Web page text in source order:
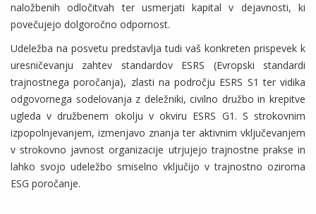
naložbenih odločitvah ter usmerjati kapital v dejavnosti, ki
povečujejo dolgoročno odpornost.
Udeležba na posvetu predstavlja tudi vaš konkreten prispevek k
uresničevanju zahtev standardov ESRS (Evropski standardi
trajnostnega poročanja), zlasti na področju ESRS S1 ter vidika
odgovornega sodelovanja z deležniki, civilno družbo in krepitve
ugleda v družbenem okolju v okviru ESRS G1. S strokovnim
izpopolnjevanjem, izmenjavo znanja ter aktivnim vključevanjem
v strokovno javnost organizacije utrjujejo trajnostne prakse in
lahko svojo udeležbo smiselno vključijo v trajnostno oziroma
ESG poročanje.